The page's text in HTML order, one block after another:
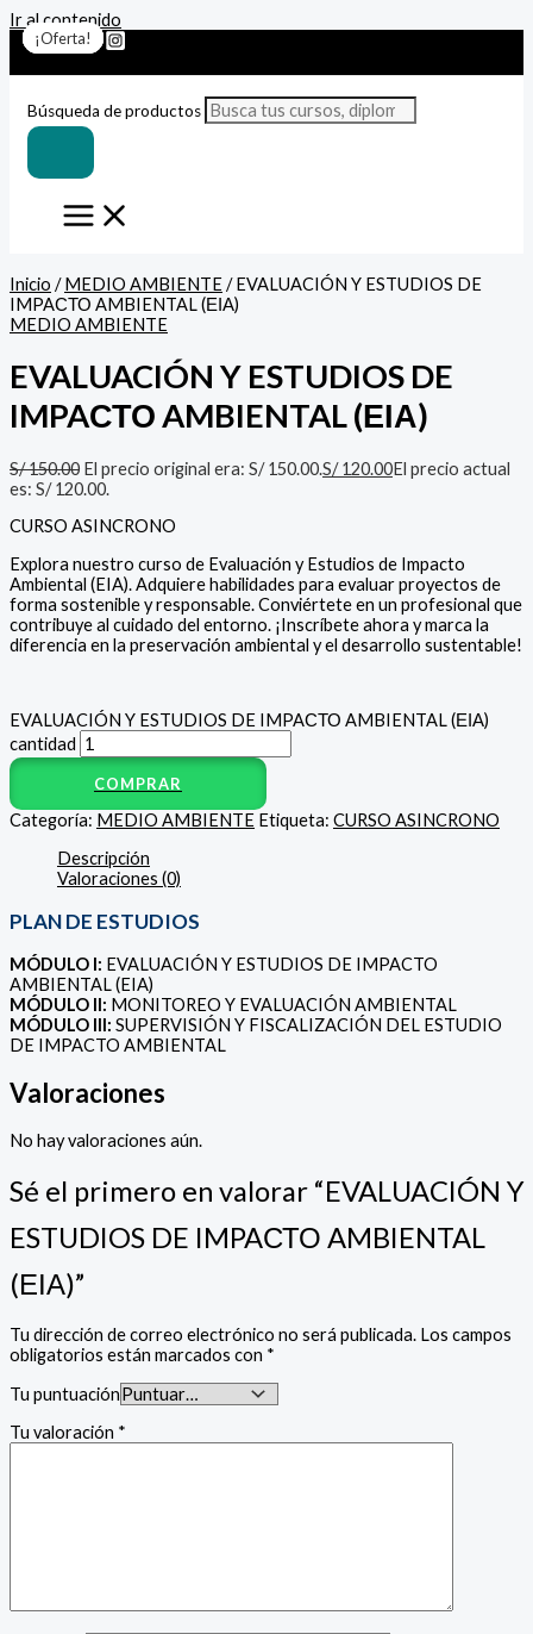
Ir al contenido
Búsqueda de productos
¡Oferta!
Inicio /MEDIO AMBIENTE/ EVALUACIÓN Y ESTUDIOS DE
IMPAСТО AMBIENTAL (ΕΙΑ)
MEDIO AMBIENTE
EVALUACIÓN Y ESTUDIOS DE
IMPAСТО AMBIENTAL (ΕΙΑ)
S/150.00 El precio original era: S/ 150.00.S/120.00El precio actual
es: S/ 120.00.
CURSO ASINCRONO
Explora nuestro curso de Evaluación y Estudios de Impacto
Ambiental (EIA). Adquiere habilidades para evaluar proyectos de
forma sostenible y responsable. Conviértete en un profesional que
contribuye al cuidado del entorno. ¡Inscríbete ahora y marca la
diferencia en la preservación ambiental y el desarrollo sustentable!
EVALUACIÓN Y ESTUDIOS DE IMPAСТО AMBIENTAL (ΕΙΑ)
cantidad
COMPRAR
Categoría: MEDIO AMBIENTE Etiqueta: CURSO ASINCRONO
Descripción
Valoraciones (0)
PLAN DE ESTUDIOS
MÓDULO I: EVALUACIÓN Y ESTUDIOS DE IMPACTO
AMBIENTAL (EIA)
MÓDULO II: MONITOREO Y EVALUACIÓN AMBIENTAL
MÓDULO III: SUPERVISIÓN Y FISCALIZACIÓN DEL ESTUDIO
DE IMPACTO AMBIENTAL
Valoraciones
No hay valoraciones aún.
Sé el primero en valorar “EVALUACIÓN Y
ESTUDIOS DE IMPAСТО AMBIENTAL
(ΕΙΑ)”
Tu dirección de correo electrónico no será publicada. Los campos
obligatorios están marcados con *
Tu puntuación
Tu valoración *
¡Oferta!
¡Oferta!
¡Oferta!
¡Oferta!
¡Oferta!
¡Oferta!